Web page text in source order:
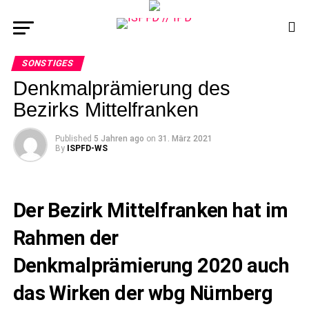
SONSTIGES
Denkmalprämierung des
Bezirks Mittelfranken
Published 5 Jahren ago on 31. März 2021
By ISPFD-WS
Der Bezirk Mittelfranken hat im
Rahmen der
Denkmalprämierung 2020 auch
das Wirken der wbg Nürnberg